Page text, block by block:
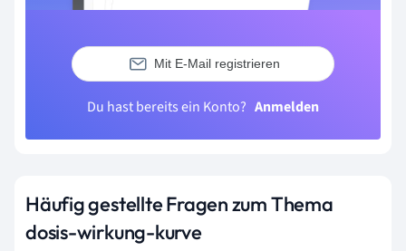
Mit E-Mail registrieren
Du hast bereits ein Konto? Anmelden
Häufig gestellte Fragen zum Thema
dosis-wirkung-kurve